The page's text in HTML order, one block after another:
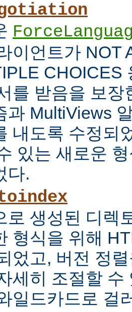
이언트가 NOT
CHOICES
를 받음을 보장
과 MultiViews
내도록 수정되
있는 새로운
다.
로 생성된 디렉
형식을 위해
었고, 버전 정
세히 조절할 수
일드카드로 걸